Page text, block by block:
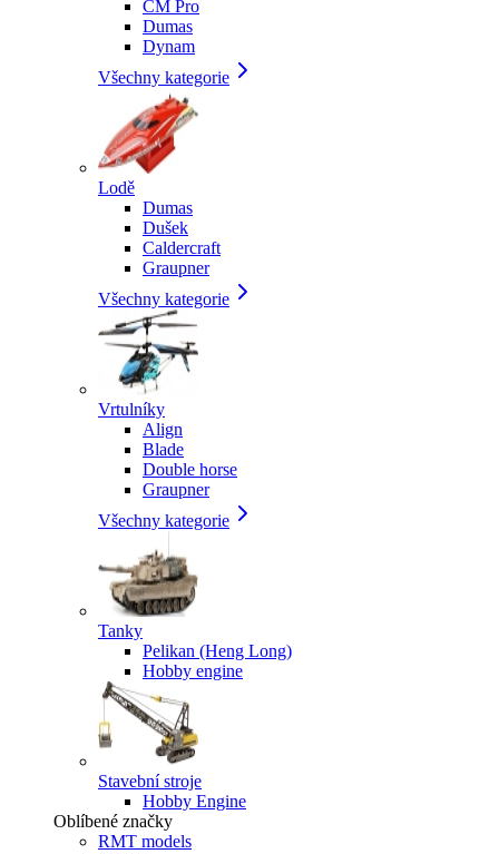
CM Pro
Dumas
Dynam
Všechny kategorie
Lodě
Dumas
Dušek
Caldercraft
Graupner
Všechny kategorie
Vrtulníky
Align
Blade
Double horse
Graupner
Všechny kategorie
Tanky
Pelikan (Heng Long)
Hobby engine
Stavební stroje
Hobby Engine
Oblíbené značky
RMT models